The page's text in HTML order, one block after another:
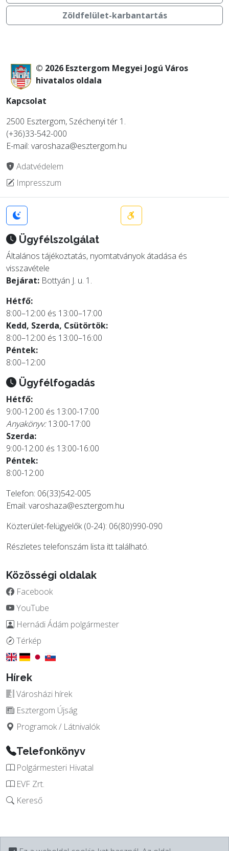
Zöldfelület-karbantartás
© 2026 Esztergom Megyei Jogú Város
hivatalos oldala
Kapcsolat
2500 Esztergom, Széchenyi tér 1.
(+36)33-542-000
E-mail: varoshaza@esztergom.hu
Adatvédelem
Impresszum
Ügyfélszolgálat
Általános tájékoztatás, nyomtatványok átadása és
visszavétele
Bejárat: Bottyán J. u. 1.
Hétfő:
8:00–12:00 és 13:00–17:00
Kedd, Szerda, Csütörtök:
8:00–12:00 és 13:00–16:00
Péntek:
8:00–12:00
Ügyfélfogadás
Hétfő:
9:00-12:00 és 13:00-17:00
Anyakönyv:13:00-17:00
Szerda:
9:00-12:00 és 13:00-16:00
Péntek:
8:00-12:00
Telefon: 06(33)542-005
Email: varoshaza@esztergom.hu
Közterület-felügyelők (0-24): 06(80)990-090
Részletes telefonszám lista itttalálható.
Közösségi oldalak
Facebook
YouTube
Hernádi Ádám polgármester
Térkép
Hírek
Városházi hírek
Esztergom Újság
Programok / Látnivalók
Telefonkönyv
Polgármesteri Hivatal
EVF Zrt.
Kereső